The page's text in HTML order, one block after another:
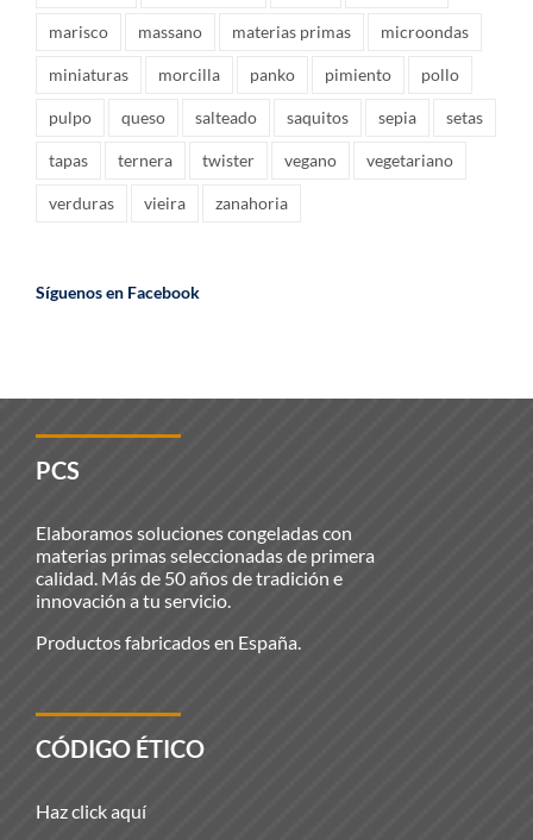
marisco massano materias primas microondas
miniaturas morcilla panko pimiento pollo
pulpo queso salteado saquitos sepia setas
tapas ternera twister vegano vegetariano
verduras vieira zanahoria
Síguenos en Facebook
PCS
Elaboramos soluciones congeladas con
materias primas seleccionadas de primera
calidad. Más de 50 años de tradición e
innovación a tu servicio.
Productos fabricados en España.
CÓDIGO ÉTICO
Haz click aquí